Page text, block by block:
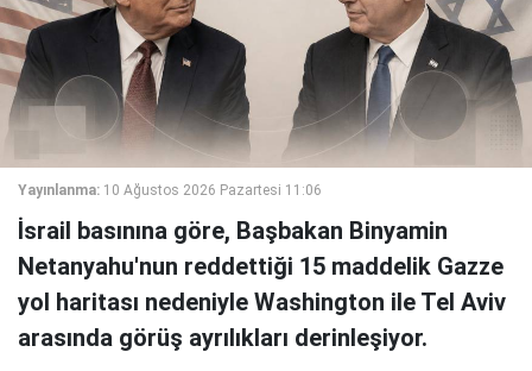
Yayınlanma: 10 Ağustos 2026 Pazartesi 11:06
İsrail basınına göre, Başbakan Binyamin
Netanyahu'nun reddettiği 15 maddelik Gazze
yol haritası nedeniyle Washington ile Tel Aviv
arasında görüş ayrılıkları derinleşiyor.